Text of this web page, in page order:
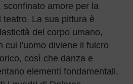
amore per la
La sua pittura è
del corpo umano,
cui l'uomo diviene il fulcro
così che danza e
elementi fondamentali,